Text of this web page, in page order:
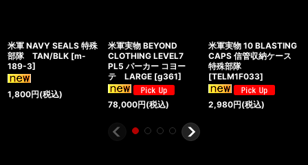
米軍 NAVY SEALS 特殊
部隊 TAN/BLK [m-
189-3]
1,800円(税込)
米軍実物 BEYOND
CLOTHING LEVEL7
PL5 パーカー コヨー
テ LARGE [g361]
78,000円(税込)
米軍実物 10 BLASTING
CAPS 信管収納ケース
特殊部隊
[TELM1F033]
2,980円(税込)